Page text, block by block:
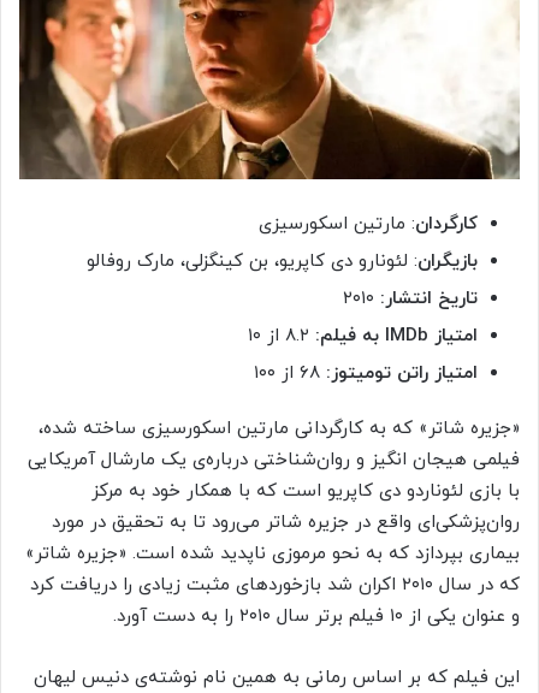
کارگردان: مارتین اسکورسیزی
بازیگران: لئونارو دی کاپریو، بن کینگزلی، مارک روفالو
تاریخ انتشار:
امتیاز IMDb به فیلم:
امتیاز راتن تومیتوز:
«جزیره شاتر» که به کارگردانی مارتین اسکورسیزی ساخته شده،
فیلمی هیجان انگیز و روان‌شناختی درباره‌ی یک مارشال آمریکایی
با بازی لئوناردو دی کاپریو است که با همکار خود به مرکز
روان‌پزشکی‌ای واقع در جزیره شاتر می‌رود تا به تحقیق در مورد
بیماری بپردازد که به نحو مرموزی ناپدید شده است. «جزیره شاتر»
که در سال ۲۰۱۰ اکران شد بازخوردهای مثبت زیادی را دریافت کرد
و عنوان یکی از ۱۰ فیلم برتر سال ۲۰۱۰ را به دست آورد.
این فیلم که بر اساس رمانی به همین نام نوشته‌ی دنیس لیهان